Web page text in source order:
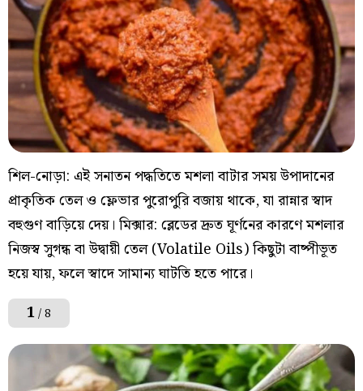
শিল-নোড়া: এই সনাতন পদ্ধতিতে মশলা বাটার সময় উপাদানের
প্রাকৃতিক তেল ও ফ্লেভার পুরোপুরি বজায় থাকে, যা রান্নার স্বাদ
বহুগুণ বাড়িয়ে দেয়। মিক্সার: ব্লেডের দ্রুত ঘূর্ণনের কারণে মশলার
নিজস্ব সুগন্ধ বা উদ্বায়ী তেল (Volatile Oils) কিছুটা বাষ্পীভূত
হয়ে যায়, ফলে স্বাদে সামান্য ঘাটতি হতে পারে।
1/ 8